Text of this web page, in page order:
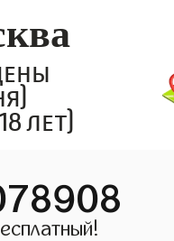
лет)